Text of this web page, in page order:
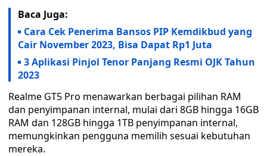
Baca Juga:
Cara Cek Penerima Bansos PIP Kemdikbud yang
Cair November 2023, Bisa Dapat Rp1 Juta
3 Aplikasi Pinjol Tenor Panjang Resmi OJK Tahun
2023
Realme GT5 Pro menawarkan berbagai pilihan RAM
dan penyimpanan internal, mulai dari 8GB hingga 16GB
RAM dan 128GB hingga 1TB penyimpanan internal,
memungkinkan pengguna memilih sesuai kebutuhan
mereka.